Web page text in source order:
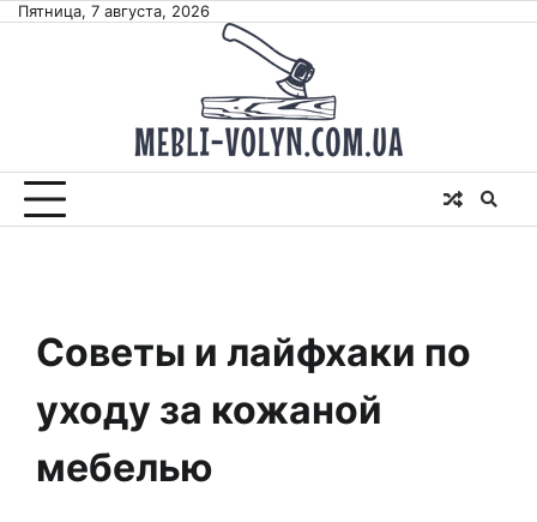
SkipПятница, 7 августа, 2026
Советы и лайфхаки по
уходу за кожаной
мебелью